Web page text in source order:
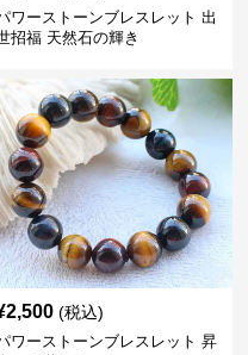
ワーストーンブレスレット 出
招福 天然石の輝き
2,500 (税込)
ワーストーンブレスレット 昇